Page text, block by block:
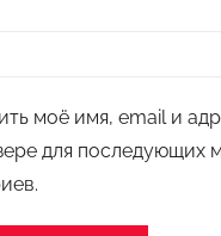
моё имя, email и
для последующих